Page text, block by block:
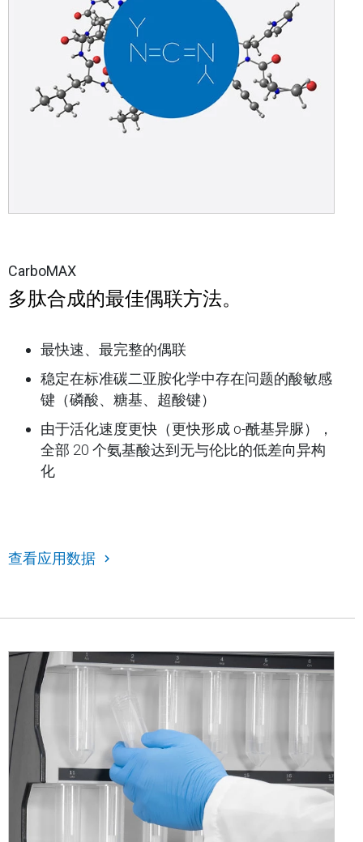
CarboMAX
多肽合成的最佳偶联方法。
最快速、最完整的偶联
稳定在标准碳二亚胺化学中存在问题的酸敏感
键（磷酸、糖基、超酸键）
由于活化速度更快（更快形成 o-酰基异脲），
全部 20 个氨基酸达到无与伦比的低差向异构
化
查看应用数据